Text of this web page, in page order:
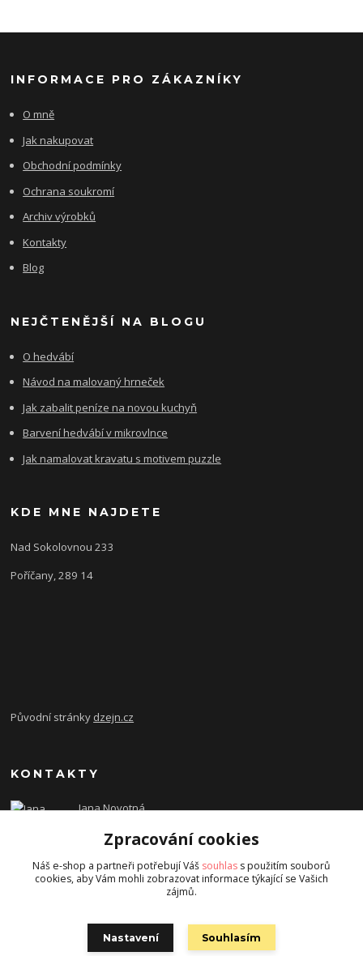
INFORMACE PRO ZÁKAZNÍKY
O mně
Jak nakupovat
Obchodní podmínky
Ochrana soukromí
Archiv výrobků
Kontakty
Blog
NEJČTENĚJŠÍ NA BLOGU
O hedvábí
Návod na malovaný hrneček
Jak zabalit peníze na novou kuchyň
Barvení hedvábí v mikrovlnce
Jak namalovat kravatu s motivem puzzle
KDE MNE NAJDETE
Nad Sokolovnou 233
Poříčany, 289 14
Původní stránky dzejn.cz
KONTAKTY
Jana Novotná
dzejn.n@email.cz
Zpracování cookies
Náš e-shop a partneři potřebují Váš souhlas s použitím souborů
cookies, aby Vám mohli zobrazovat informace týkající se Vašich
zájmů.
Nastavení Souhlasím